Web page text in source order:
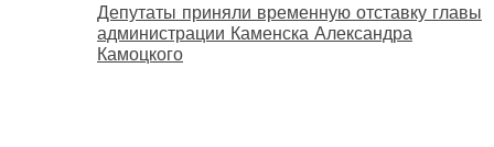
Депутаты приняли временную отставку главы
администрации Каменска Александра
Камоцкого